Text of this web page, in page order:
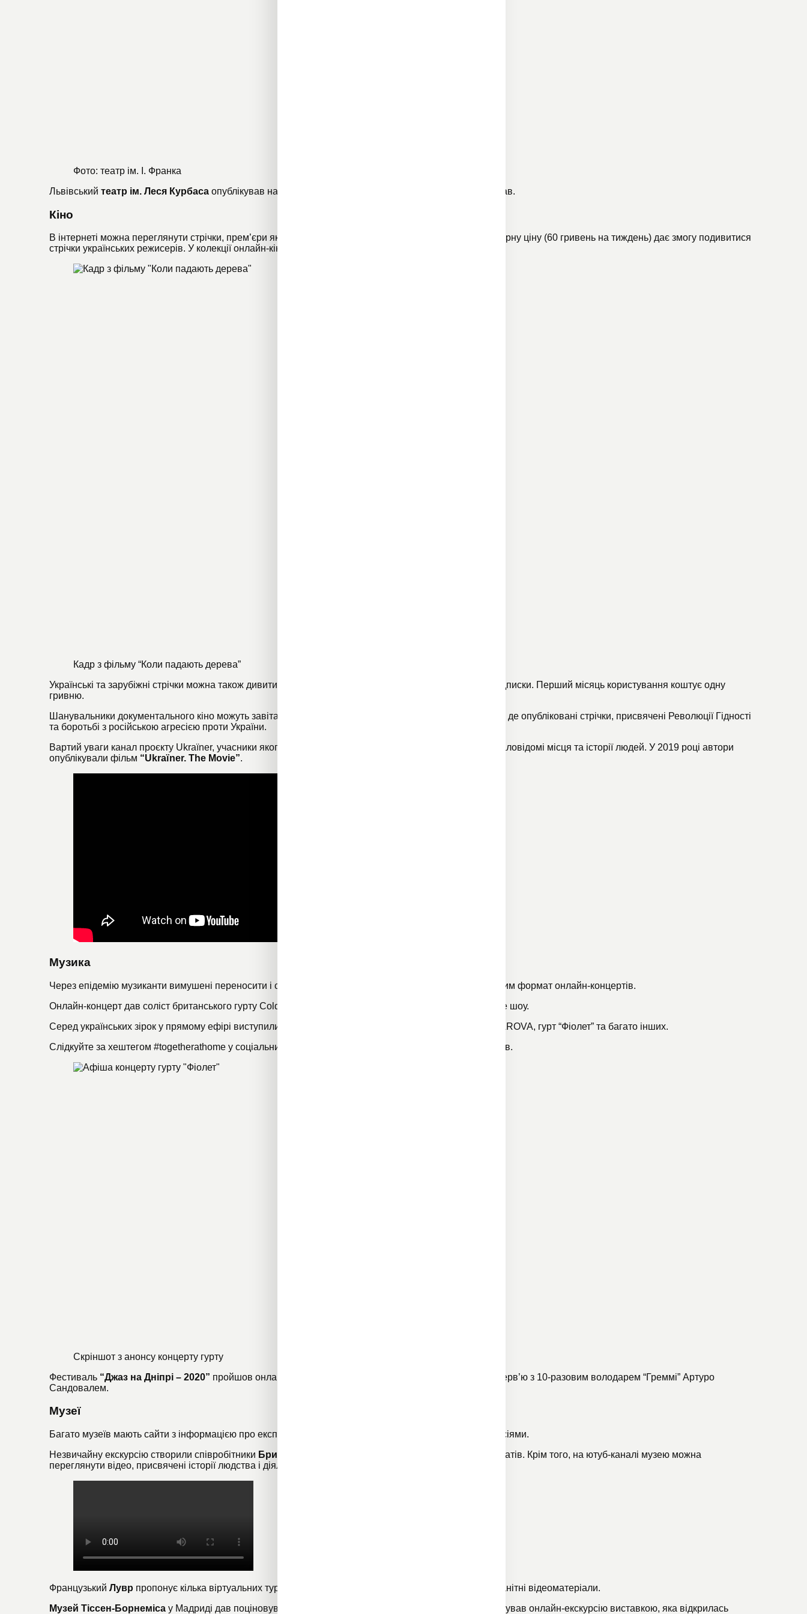
Фото: театр ім. І. Франка
Львівський театр ім. Леся Курбаса опублікував на своєму відеозаписи ранніх вистав.
Кіно
В інтернеті можна переглянути стрічки, прем’єри яких ви могли пропустити. Платформа
за помірну ціну (60 гривень на тиждень) дає змогу подивитися
стрічки українських режисерів. У колекції онлайн-кінотеатру з’явився фільм
Кадр з фільму “Коли падають дерева”
Українські та зарубіжні стрічки можна також дивитись на сайті
, які працюють за принципом підписки. Перший місяць користування коштує одну
гривню.
Шанувальники документального кіно можуть завітати на YouTube-канал кінооб’єднання
, де опубліковані стрічки, присвячені Революції Гідності
та боротьбі з російською агресією проти України.
Вартий уваги канал проєкту Ukraїner, учасники якого організовують експедиції Україною, показують маловідомі місця та історії людей. У 2019 році автори
опублікували фільм “Ukraїner. The Movie”.
Музика
Через епідемію музиканти вимушені переносити і скасовувати концерти. У цих умовах стає популярним формат онлайн-концертів.
Онлайн-концерт дав соліст британського гурту Coldplay Кріс Мартін, а співак Yungblud влаштував ціле шоу.
Серед українських зірок у прямому ефірі виступили
Jerry Heil, YUKO, TARABAROVA, гурт “Фіолет” та багато інших.
Слідкуйте за хештегом #togetherathome у соціальних мережах, щоб не пропускати трансляції концертів.
Скріншот з анонсу концерту гурту
Фестиваль “Джаз на Дніпрі – 2020” пройшов онлайн
. Збереглися виступи світових зірок джазу та інтерв’ю з 10-разовим володарем “Греммі” Артуро
Сандовалем.
Музеї
Багато музеїв мають сайти з інформацією про експонати та експозиції, а також з віртуальними екскурсіями.
Незвичайну екскурсію створили співробітники Британського музею , які оцифрували частину експонатів. Крім того, на ютуб-каналі музею можна
переглянути відео, присвячені історії людства і діяльності музею та науковців.
Французький Лувр пропонує кілька віртуальних турів приміщеннями та експозиціями, а також різноманітні відеоматеріали.
Музей Тіссен-Борнеміса у Мадриді дав поціновувачам змогу побачити картини Рембрандта і організував онлайн-екскурсію виставкою, яка відкрилась